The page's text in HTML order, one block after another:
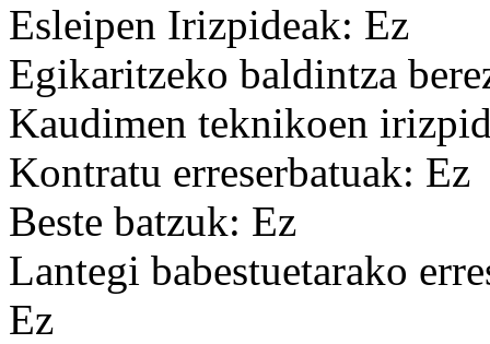
Esleipen Irizpideak: Ez
Egikaritzeko baldintza
Kaudimen teknikoen
Kontratu erreserbatuak: Ez
Beste batzuk: Ez
Lantegi babestuetarako
Ez